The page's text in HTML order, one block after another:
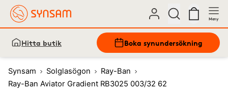
Meny
Hitta butik Boka synundersökning
Synsam Solglasögon
Ray-Ban
Ray-Ban Aviator Gradient RB3025 003/32 62